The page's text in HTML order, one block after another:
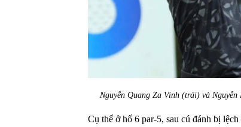
Nguyễn Quang Za Vinh (trái) và
Cụ thể ở hố 6 par-5, sau cú đánh bị